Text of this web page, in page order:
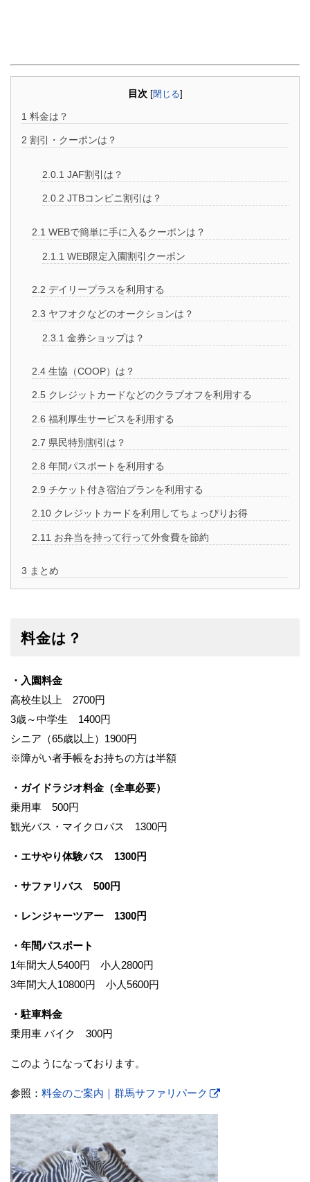
目次 [閉じる]
1 料金は？
2 割引・クーポンは？
2.0.1 JAF割引は？
2.0.2 JTBコンビニ割引は？
2.1 WEBで簡単に手に入るクーポンは？
2.1.1 WEB限定入園割引クーポン
2.2 デイリープラスを利用する
2.3 ヤフオクなどのオークションは？
2.3.1 金券ショップは？
2.4 生協（COOP）は？
2.5 クレジットカードなどのクラブオフを利用する
2.6 福利厚生サービスを利用する
2.7 県民特別割引は？
2.8 年間パスポートを利用する
2.9 チケット付き宿泊プランを利用する
2.10 クレジットカードを利用してちょっぴりお得
2.11 お弁当を持って行って外食費を節約
3 まとめ
料金は？
・入園料金
高校生以上 2700円
3歳～中学生 1400円
シニア（65歳以上）1900円
※障がい者手帳をお持ちの方は半額
・ガイドラジオ料金（全車必要）
乗用車 500円
観光バス・マイクロバス 1300円
・エサやり体験バス 1300円
・サファリバス 500円
・レンジャーツアー 1300円
・年間パスポート
1年間大人5400円 小人2800円
3年間大人10800円 小人5600円
・駐車料金
乗用車 バイク 300円
このようになっております。
参照： 料金のご案内｜群馬サファリパーク